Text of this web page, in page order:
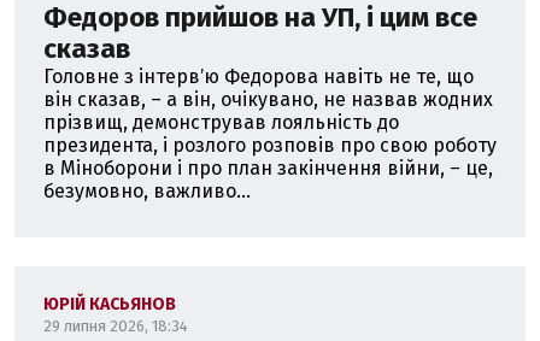
Федоров прийшов на УП, і цим все
сказав
Головне з інтервʼю Федорова навіть не те, що
він сказав, – а він, очікувано, не назвав жодних
прізвищ, демонстрував лояльність до
президента, і розлого розповів про свою роботу
в Міноборони і про план закінчення війни, – це,
безумовно, важливо...
ЮРІЙ КАСЬЯНОВ
29 липня 2026, 18:34